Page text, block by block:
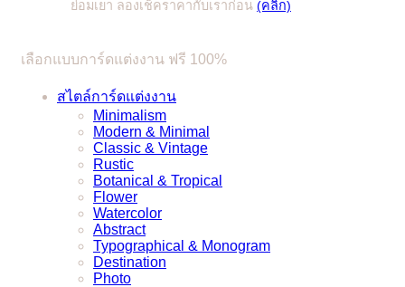
ย่อมเยา ลองเช็คราคากับเราก่อน (คลิก)
เลือกแบบการ์ดแต่งงาน ฟรี 100%
สไตล์การ์ดแต่งงาน
Minimalism
Modern & Minimal
Classic & Vintage
Rustic
Botanical & Tropical
Flower
Watercolor
Abstract
Typographical & Monogram
Destination
Photo